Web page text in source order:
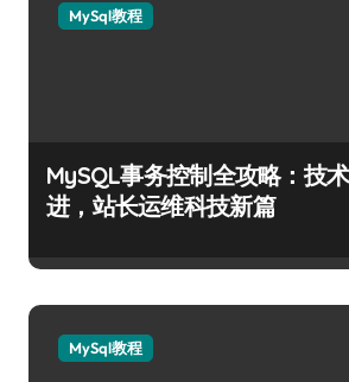
MySql教程
MySQL事务控制全攻略：技
进，站长运维科技新篇
MySql教程